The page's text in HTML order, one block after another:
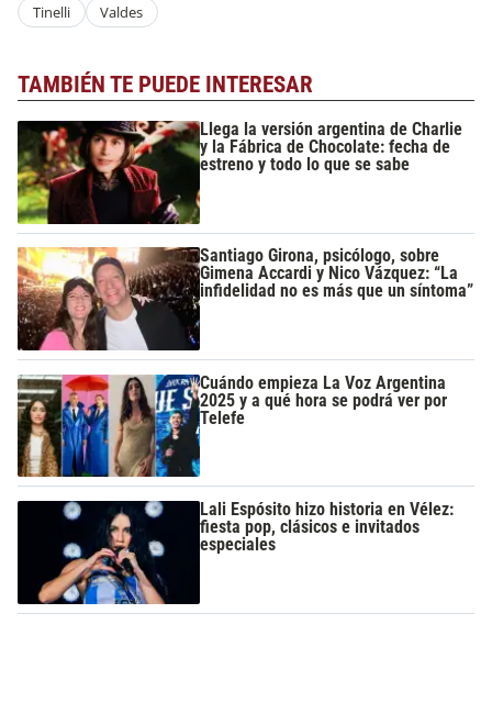
Tinelli Valdes
TAMBIÉN TE PUEDE INTERESAR
Llega la versión argentina de Charlie
y la Fábrica de Chocolate: fecha de
estreno y todo lo que se sabe
Santiago Girona, psicólogo, sobre
Gimena Accardi y Nico Vázquez: “La
infidelidad no es más que un síntoma”
Cuándo empieza La Voz Argentina
2025 y a qué hora se podrá ver por
Telefe
Lali Espósito hizo historia en Vélez:
fiesta pop, clásicos e invitados
especiales